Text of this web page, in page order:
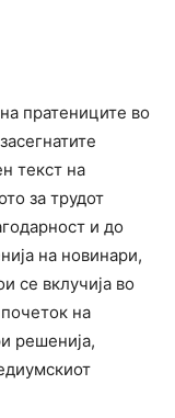
пратениците во
текст на
за трудот
и до
на новинари,
се вклучија во
на
решенија,